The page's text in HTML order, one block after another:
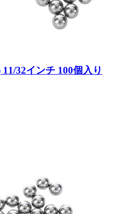
32インチ 100個入り